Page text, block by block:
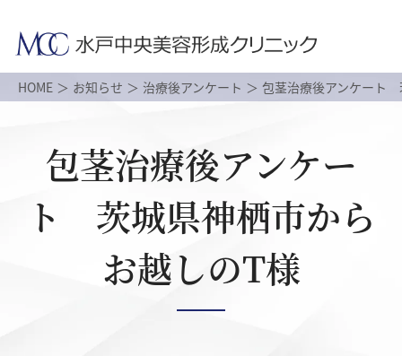
HOME お知らせ 治療後アンケート 包茎治療後アンケート
包茎治療後アンケー
ト 茨城県神栖市から
お越しのT様